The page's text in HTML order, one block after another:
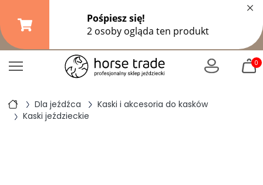
Darmowa dostawa od149,99 zł
299 złpozostałe formy wysyłki
×
0
Dla jeźdźca
Kaski i akcesoria do kasków
Kaski jeździeckie